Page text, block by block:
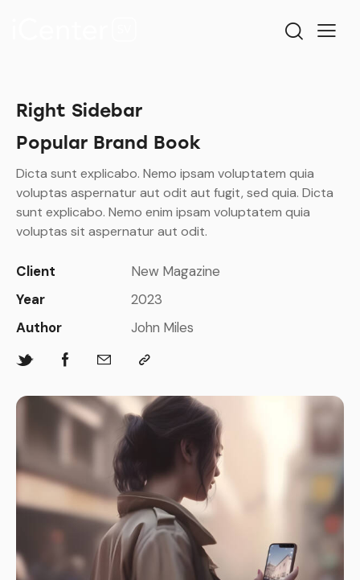
Right Sidebar
Popular Brand Book
Dicta sunt explicabo. Nemo ipsam voluptatem quia
voluptas aspernatur aut odit aut fugit, sed quia. Dicta
sunt explicabo. Nemo enim ipsam voluptatem quia
voluptas sit aspernatur aut odit.
Client
New Magazine
Year
2023
Author
John Miles